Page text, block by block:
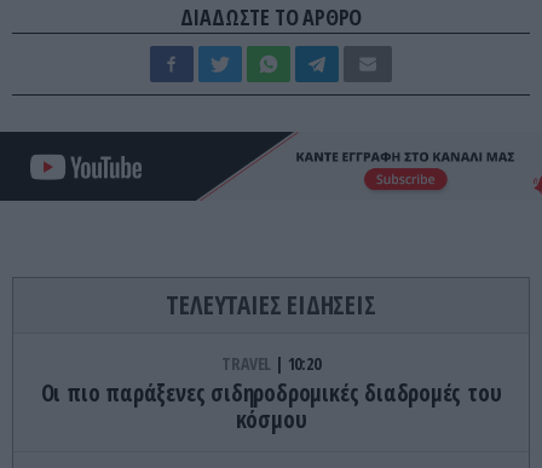
ΔΙΑΔΩΣΤΕ ΤΟ ΑΡΘΡΟ
ΤΕΛΕΥΤΑΙΕΣ ΕΙΔΗΣΕΙΣ
TRAVEL 10:20
Οι πιο παράξενες σιδηροδρομικές διαδρομές του
κόσμου